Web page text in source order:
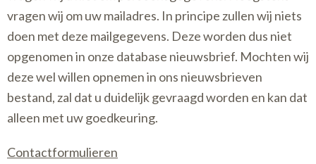
vragen wij om uw mailadres. In principe zullen wij niets
doen met deze mailgegevens. Deze worden dus niet
opgenomen in onze database nieuwsbrief. Mochten wij
deze wel willen opnemen in ons nieuwsbrieven
bestand, zal dat u duidelijk gevraagd worden en kan dat
alleen met uw goedkeuring.
Contactformulieren